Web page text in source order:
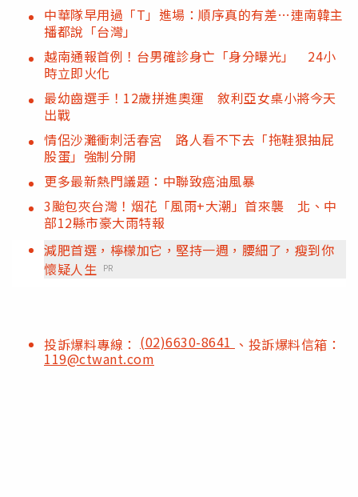
中華隊早用過「T」進場：順序真的有差…連南韓主
播都說「台灣」
越南通報首例！台男確診身亡「身分曝光」 24小
時立即火化
最幼齒選手！12歲拼進奧運 敘利亞女桌小將今天
出戰
情侶沙灘衝刺活春宮 路人看不下去「拖鞋狠抽屁
股蛋」強制分開
更多最新熱門議題：中聯致癌油風暴
3颱包夾台灣！烟花「風雨+大潮」首來襲 北、中
部12縣市豪大雨特報
減肥首選，檸檬加它，堅持一週，腰細了，瘦到你
懷疑人生 PR
投訴爆料專線： (02)6630-8641 、投訴爆料信箱：
119@ctwant.com